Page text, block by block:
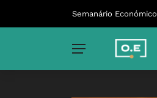
Semanário Económico